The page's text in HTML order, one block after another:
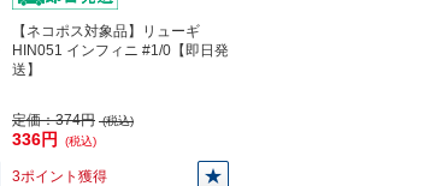
【ネコポス対象品】リューギ
HIN051 インフィニ #1/0【即日発
送】
定価：374円 (税込)
336円 (税込)
3ポイント獲得